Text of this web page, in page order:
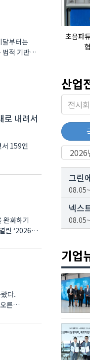
달부터는
법적 기반도
로 내려서
서 159엔
완화하기
린 ‘2026
다.
른
초음파
산업
그린
넥스
K-
자율
차세
기업